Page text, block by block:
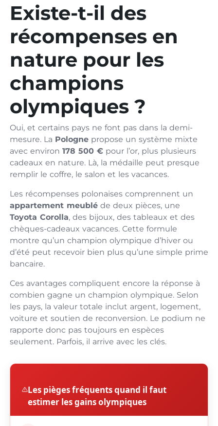
Existe-t-il des
récompenses en
nature pour les
champions
olympiques ?
Oui, et certains pays ne font pas dans la demi-
mesure. La Pologne propose un système mixte
avec environ 178 500 € pour l’or, plus plusieurs
cadeaux en nature. Là, la médaille peut presque
remplir le coffre, le salon et les vacances.
Les récompenses polonaises comprennent un
appartement meublé de deux pièces, une
Toyota Corolla, des bijoux, des tableaux et des
chèques-cadeaux vacances. Cette formule
montre qu’un champion olympique d’hiver ou
d’été peut recevoir bien plus qu’une simple prime
bancaire.
Ces avantages compliquent encore la réponse à
combien gagne un champion olympique. Selon
les pays, la valeur totale inclut argent, logement,
voiture et soutien de reconversion. Le podium ne
rapporte donc pas toujours en espèces
seulement. Parfois, il arrive avec les clés.
Les pièges fréquents quand il faut
estimer les gains olympiques